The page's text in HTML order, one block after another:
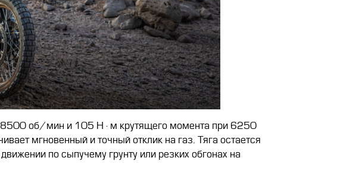
8500 об/мин и 105 Н·м крутящего момента при 6250
мгновенный и точный отклик на газ. Тяга остается
по сыпучему грунту или резких обгонах на